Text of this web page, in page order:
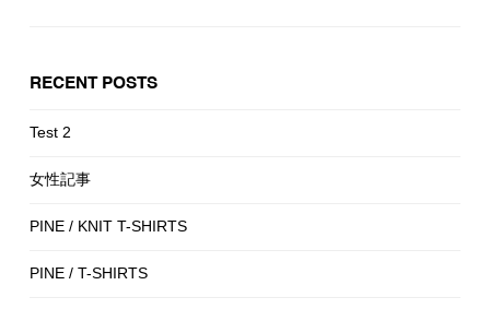
RECENT POSTS
Test 2
女性記事
PINE / KNIT T-SHIRTS
PINE / T-SHIRTS